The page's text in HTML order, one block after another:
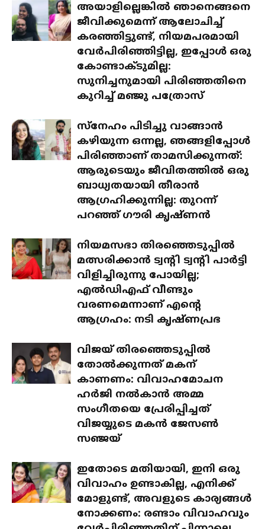
അയാളില്ലെങ്കിൽ ഞാനെങ്ങനെ
ജീവിക്കുമെന്ന് ആലോചിച്ച്
കരഞ്ഞിട്ടുണ്ട്, നിയമപരമായി
വേർപിരിഞ്ഞിട്ടില്ല, ഇപ്പോൾ ഒരു
കോണ്ടാക്ടുമില്ല:
സുനിച്ചനുമായി പിരിഞ്ഞതിനെ
കുറിച്ച് മഞ്ജു പത്രോസ്
സ്‌നേഹം പിടിച്ചു വാങ്ങാൻ
കഴിയുന്ന ഒന്നല്ല, ഞങ്ങളിപ്പോൾ
പിരിഞ്ഞാണ് താമസിക്കുന്നത്:
ആരുടെയും ജീവിതത്തിൽ ഒരു
ബാധ്യതയായി തീരാൻ
ആഗ്രഹിക്കുന്നില്ല: തുറന്ന്
പറഞ്ഞ് ഗൗരി കൃഷ്ണൻ
നിയമസഭാ തിരഞ്ഞെടുപ്പിൽ
മത്സരിക്കാൻ ട്വന്റി ട്വന്റി പാർട്ടി
വിളിച്ചിരുന്നു പോയില്ല;
എൽഡിഎഫ് വീണ്ടും
വരണമെന്നാണ് എന്റെ
ആഗ്രഹം: നടി കൃഷ്ണപ്രഭ
വിജയ് തിരഞ്ഞെടുപ്പിൽ
തോൽക്കുന്നത് മകന്
കാണണം: വിവാഹമോചന
ഹർജി നൽകാൻ അമ്മ
സംഗീതയെ പ്രേരിപ്പിച്ചത്
വിജയ്യുടെ മകൻ ജേസൺ
സഞ്ജയ്
ഇതോടെ മതിയായി, ഇനി ഒരു
വിവാഹം ഉണ്ടാകില്ല, എനിക്ക്
മോളുണ്ട്, അവളുടെ കാര്യങ്ങൾ
നോക്കണം: രണ്ടാം വിവാഹവും